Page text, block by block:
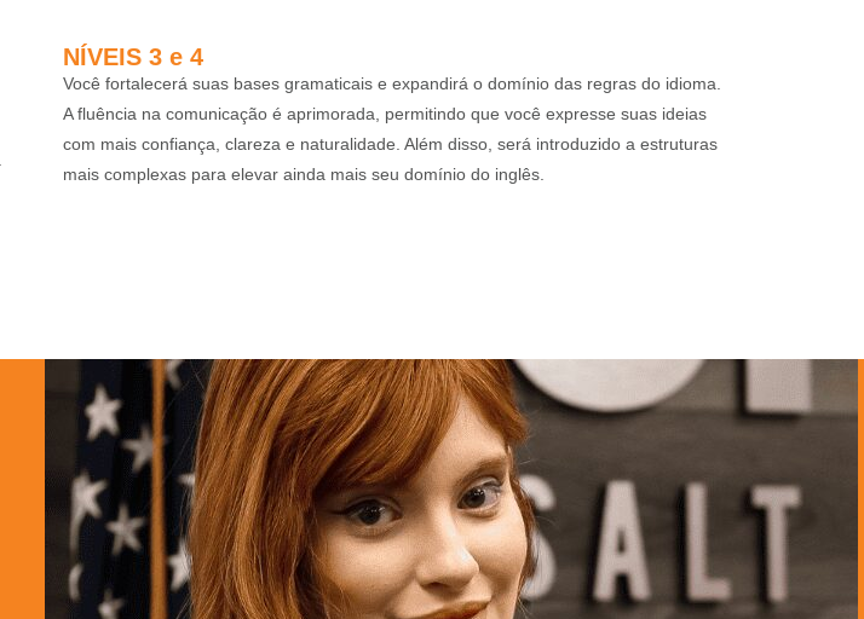
NÍVEIS 3 e 4
Você fortalecerá suas bases gramaticais e expandirá o domínio das regras do idioma.
A fluência na comunicação é aprimorada, permitindo que você expresse suas ideias
com mais confiança, clareza e naturalidade. Além disso, será introduzido a estruturas
mais complexas para elevar ainda mais seu domínio do inglês.